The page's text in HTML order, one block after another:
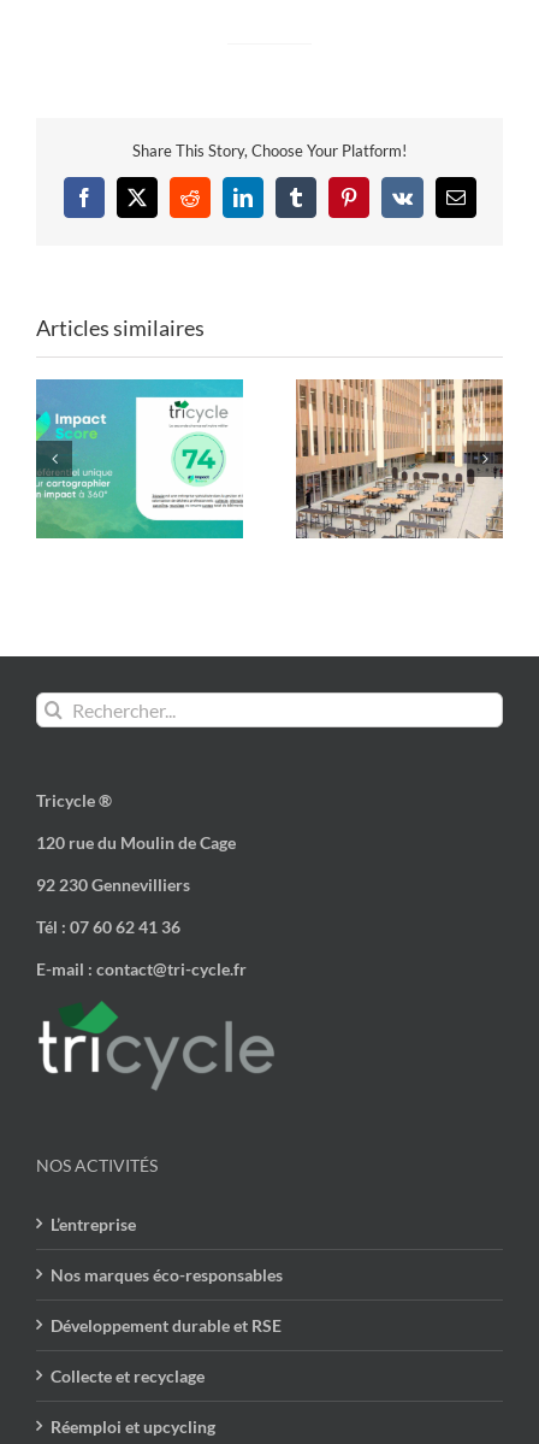
Share This Story, Choose Your Platform!
Facebook
X RedditLinkedInTumblrPinterest
Vk Email
Articles similaires
Mobilier de Paris 2024
: une seconde vie avec
Tricycle !
Les formes du réemploi
: Tricycle x ENSA Paris-
Est
Rechercher:
Tricycle ®
120 rue du Moulin de Cage
92 230 Gennevilliers
Tél : 07 60 62 41 36
E-mail : contact@tri-cycle.fr
NOS ACTIVITÉS
L’entreprise
Nos marques éco-responsables
Développement durable et RSE
Collecte et recyclage
Réemploi et upcycling